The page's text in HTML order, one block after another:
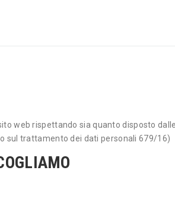
web rispettando sia quanto disposto
sul trattamento dei dati personali 679/16)